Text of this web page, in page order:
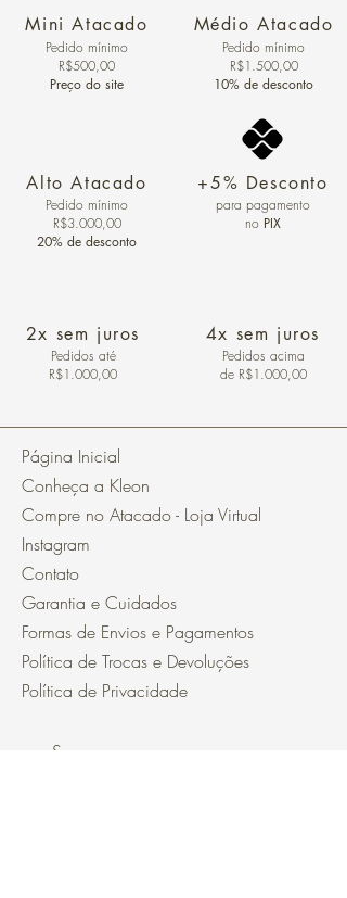
Mini Atacado
Pedido ​mínimo
R$500,00
Preço do site
Alto Atacado
Pedido mínimo
R$3.000,00
20% de desconto
2x sem juros
Pedidos até
R$1.000,00
Médio Atacado
Pedido mínimo
R$1.500,00
10% de desconto
+5% Desconto
para pagamento
no PIX
4x sem juros
Pedidos acima
de R$1.000,00
Página Inicial
Conheça a Kleon
Compre no Atacado - Loja Virtual
Instagram
Contato
Garantia e Cuidados
Formas de Envios e Pagamentos
Política de Trocas e Devoluções
Política de Privacidade
Segurança